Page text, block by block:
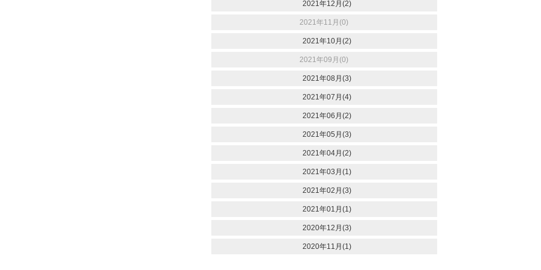
2021年12月(2)
2021年11月(0)
2021年10月(2)
2021年09月(0)
2021年08月(3)
2021年07月(4)
2021年06月(2)
2021年05月(3)
2021年04月(2)
2021年03月(1)
2021年02月(3)
2021年01月(1)
2020年12月(3)
2020年11月(1)